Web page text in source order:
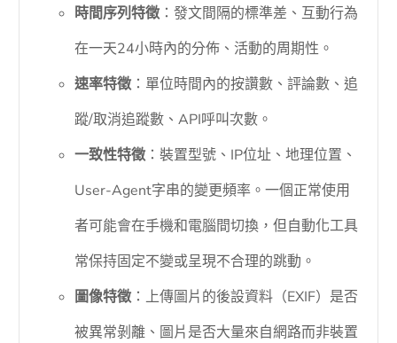
時間序列特徵：發文間隔的標準差、互動行為
在一天24小時內的分佈、活動的周期性。
速率特徵：單位時間內的按讚數、評論數、追
蹤/取消追蹤數、API呼叫次數。
一致性特徵：裝置型號、IP位址、地理位置、
User-Agent字串的變更頻率。一個正常使用
者可能會在手機和電腦間切換，但自動化工具
常保持固定不變或呈現不合理的跳動。
圖像特徵：上傳圖片的後設資料（EXIF）是否
被異常剝離、圖片是否大量來自網路而非裝置